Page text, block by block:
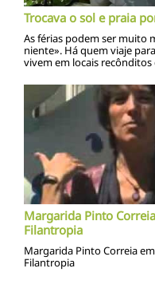
Trocava o sol e praia
As férias podem ser muito
niente». Há quem viaje
vivem em locais
Margarida Pinto
Filantropia
Margarida Pinto Correia
Filantropia